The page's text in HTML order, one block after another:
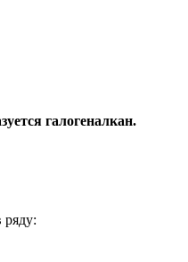
галогеналкан.
ряду: